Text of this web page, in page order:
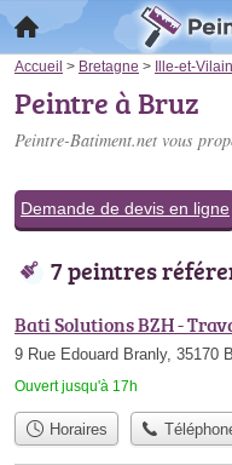
Accueil > Bretagne > Ille-et-
Peintre à Bruz
Peintre-Batiment.net vous
Demande de devis en ligne
7 peintres
Bati Solutions BZH -
9 Rue Edouard Branly, 35170
Ouvert jusqu'à 17h
Horaires